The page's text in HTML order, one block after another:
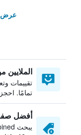
عرض
الملايين
تقييمات
تمامًا.
أفضل